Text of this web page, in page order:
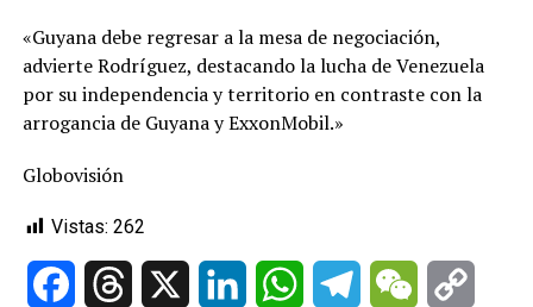
«Guyana debe regresar a la mesa de negociación,
advierte Rodríguez, destacando la lucha de Venezuela
por su independencia y territorio en contraste con la
arrogancia de Guyana y ExxonMobil.»
Globovisión
Vistas: 262
FacebookThreads LinkedIn WhatsAppTelegramWeChat